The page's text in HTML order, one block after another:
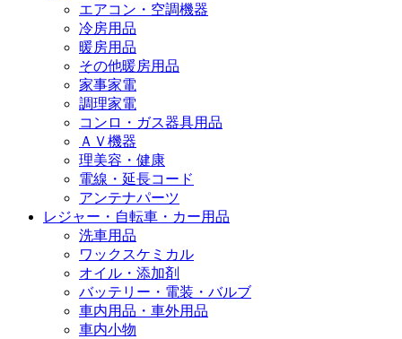
エアコン・空調機器
冷房用品
暖房用品
その他暖房用品
家事家電
調理家電
コンロ・ガス器具用品
ＡＶ機器
理美容・健康
電線・延長コード
アンテナパーツ
レジャー・自転車・カー用品
洗車用品
ワックスケミカル
オイル・添加剤
バッテリー・電装・バルブ
車内用品・車外用品
車内小物